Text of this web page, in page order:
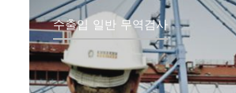
수출입 일반 무역검사